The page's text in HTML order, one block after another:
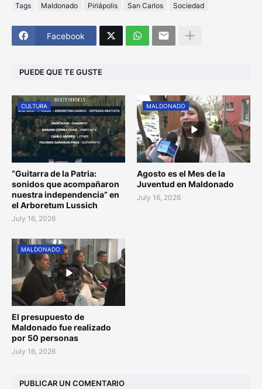
Tags Maldonado Piriápolis San Carlos Sociedad
Facebook
PUEDE QUE TE GUSTE
CULTURA
“Guitarra de la Patria:
sonidos que acompañaron
nuestra independencia” en
el Arboretum Lussich
July 16, 2026
MALDONADO
Agosto es el Mes de la
Juventud en Maldonado
July 16, 2026
MALDONADO
El presupuesto de
Maldonado fue realizado
por 50 personas
July 16, 2026
PUBLICAR UN COMENTARIO